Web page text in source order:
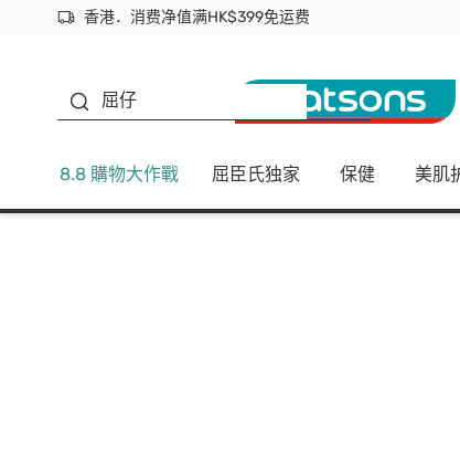
香港．消费净值满HK$399免运费
立即成为易赏钱会员尽享独家优惠
首次APP下单买满$450 输入 NEWAPP 即减$50
屈仔
8.8 購物大作戰 屈臣氏独家 保健 美肌